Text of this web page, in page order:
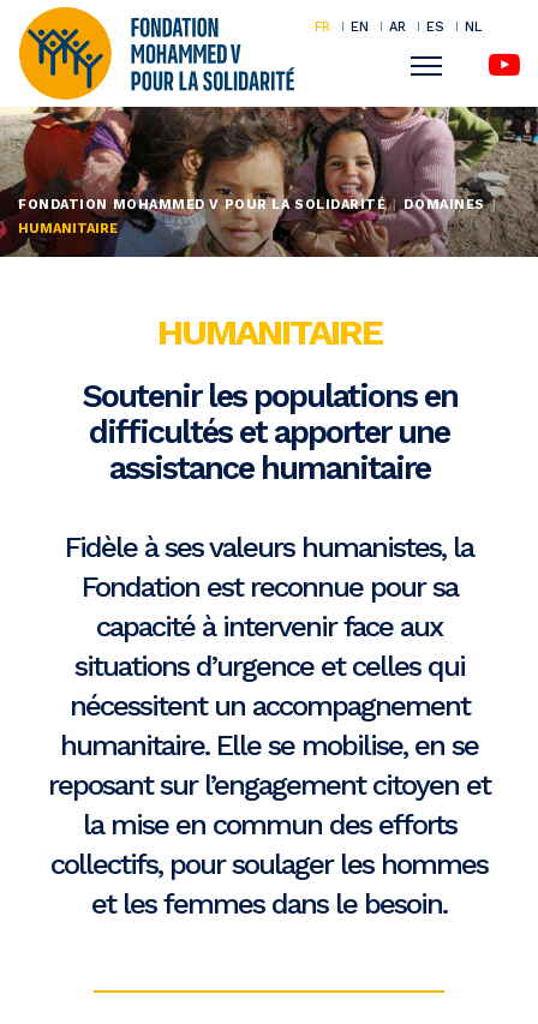
Aller
au
contenu
principal
FR EN AR ES NL
Menu
FONDATION MOHAMMED V POUR LA SOLIDARITÉ
DOMAINES
HUMANITAIRE
HUMANITAIRE
Soutenir les populations en
difficultés et apporter une
assistance humanitaire
Fidèle à ses valeurs humanistes, la
Fondation est reconnue pour sa
capacité à intervenir face aux
situations d’urgence et celles qui
nécessitent un accompagnement
humanitaire. Elle se mobilise, en se
reposant sur l’engagement citoyen et
la mise en commun des efforts
collectifs, pour soulager les hommes
et les femmes dans le besoin.